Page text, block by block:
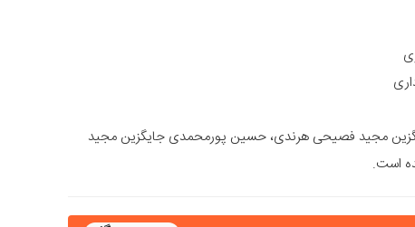
مجید فصیحی هرندی، حسین پورمحمدی جایگزین مجید
است.